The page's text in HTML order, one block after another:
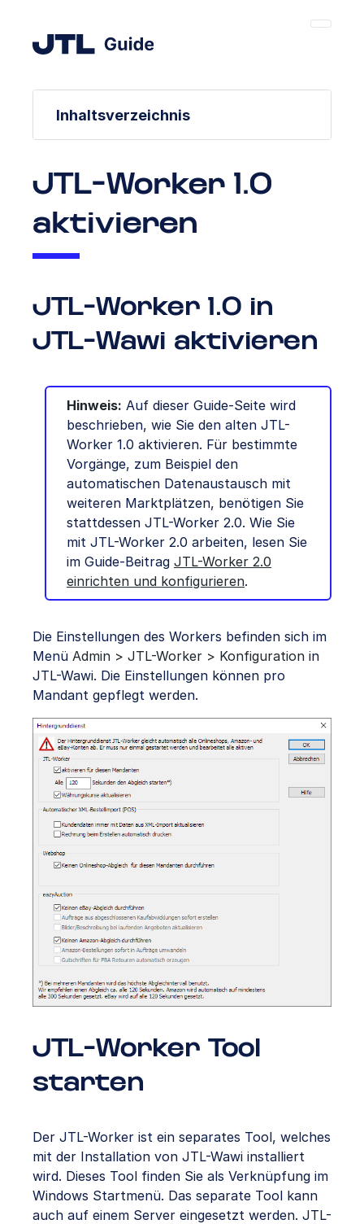
Inhaltsverzeichnis
JTL-Worker 1.0
aktivieren
JTL-Worker 1.0 in
JTL-Wawi aktivieren
Hinweis: Auf dieser Guide-Seite wird
beschrieben, wie Sie den alten JTL-
Worker 1.0 aktivieren. Für bestimmte
Vorgänge, zum Beispiel den
automatischen Datenaustausch mit
weiteren Marktplätzen, benötigen Sie
stattdessen JTL-Worker 2.0. Wie Sie
mit JTL-Worker 2.0 arbeiten, lesen Sie
im Guide-Beitrag JTL-Worker 2.0
einrichten und konfigurieren.
Die Einstellungen des Workers befinden sich im
Menü Admin > JTL-Worker > Konfiguration in
JTL-Wawi. Die Einstellungen können pro
Mandant gepflegt werden.
JTL-Worker Tool
starten
Der JTL-Worker ist ein separates Tool, welches
mit der Installation von JTL-Wawi installiert
wird. Dieses Tool finden Sie als Verknüpfung im
Windows Startmenü. Das separate Tool kann
auch auf einem Server eingesetzt werden. JTL-